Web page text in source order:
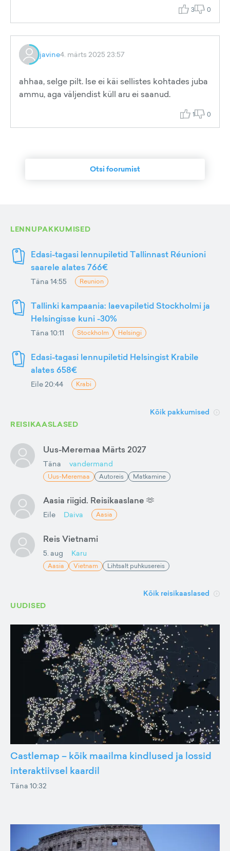
3 0
javine4. märts 2025 23:57
ahhaa, selge pilt. Ise ei käi sellistes kohtades juba
ammu, aga väljendist küll aru ei saanud.
1 0
Otsi foorumist
LENNUPAKKUMISED
Edasi-tagasi lennupiletid Tallinnast Réunioni
saarele alates 766€
Täna 14:55 Reunion
Tallinki kampaania: laevapiletid Stockholmi ja
Helsingisse kuni -30%
Täna 10:11 Stockholm Helsingi
Edasi-tagasi lennupiletid Helsingist Krabile
alates 658€
Eile 20:44 Krabi
Kõik pakkumised
REISIKAASLASED
Uus-Meremaa Märts 2027
Täna vandermand
Uus-Meremaa Autoreis Matkamine
Aasia riigid. Reisikaaslane 🫶
Eile Daiva Aasia
Reis Vietnami
5. aug Karu
Aasia Vietnam Lihtsalt puhkusereis
Kõik reisikaaslased
UUDISED
Castlemap – kõik maailma kindlused ja lossid
interaktiivsel kaardil
Täna 10:32